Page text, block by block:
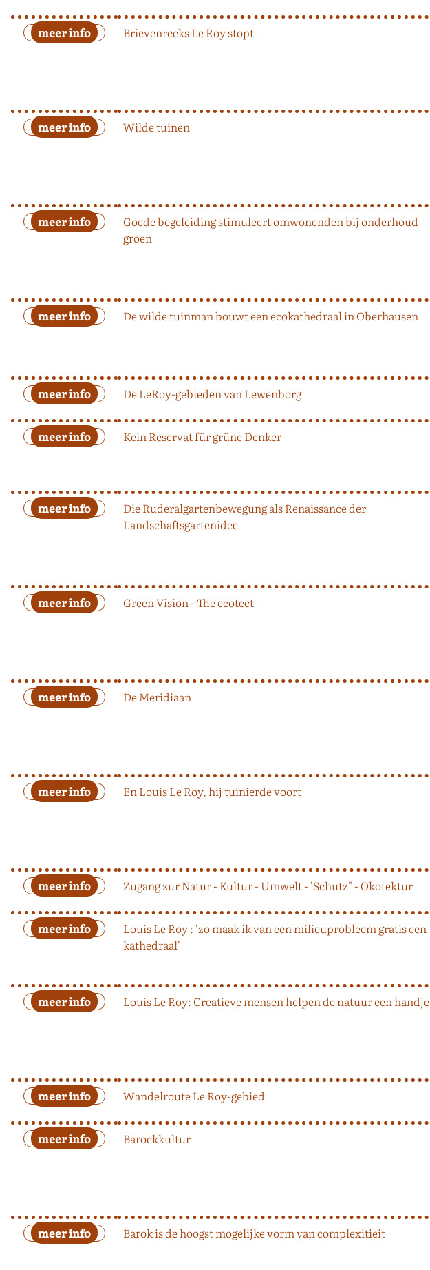
Brievenreeks Le Roy stopt
Wilde tuinen
Goede begeleiding stimuleert omwonenden bij onderhoud
groen
De wilde tuinman bouwt een ecokathedraal in Oberhausen
De LeRoy-gebieden van Lewenborg
Kein Reservat für grüne Denker
Die Ruderalgartenbewegung als Renaissance der
Landschaftsgartenidee
Green Vision - The ecotect
De Meridiaan
En Louis Le Roy, hij tuinierde voort
Zugang zur Natur - Kultur - Umwelt - 'Schutz" - Okotektur
Louis Le Roy : 'zo maak ik van een milieuprobleem gratis een
kathedraal'
Louis Le Roy: Creatieve mensen helpen de natuur een handje
Wandelroute Le Roy-gebied
Barockkultur
Barok is de hoogst mogelijke vorm van complexitieit